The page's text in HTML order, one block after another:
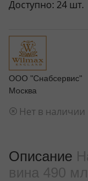
Доступно: 24 шт.
ООО "Снабсервис"
Москва
Нет в наличии
Описание
вина 490